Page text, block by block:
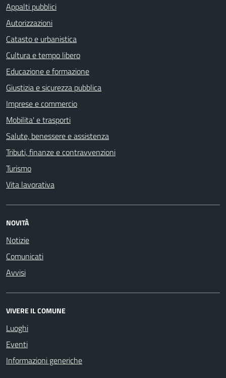
Appalti pubblici
Autorizzazioni
Catasto e urbanistica
Cultura e tempo libero
Educazione e formazione
Giustizia e sicurezza pubblica
Imprese e commercio
Mobilita' e trasporti
Salute, benessere e assistenza
Tributi, finanze e contravvenzioni
Turismo
Vita lavorativa
NOVITÀ
Notizie
Comunicati
Avvisi
VIVERE IL COMUNE
Luoghi
Eventi
Informazioni generiche